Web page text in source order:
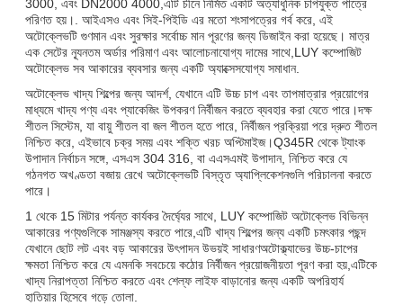
3000, এবং DN2000 4000,এটি চীনে নির্মিত একটি অত্যাধুনিক চাপযুক্ত পাত্রে
পরিণত হয়।. আইএসও এবং সিই-পিইডি এর মতো শংসাপত্রের গর্ব করে, এই
অটোক্লেভটি গুণমান এবং সুরক্ষার সর্বোচ্চ মান পূরণের জন্য ডিজাইন করা হয়েছে। মাত্র
এক সেটের ন্যূনতম অর্ডার পরিমাণ এবং আলোচনাযোগ্য দামের সাথে,LUY কম্পোজিট
অটোক্লেভ সব আকারের ব্যবসার জন্য একটি অ্যাক্সেসযোগ্য সমাধান.
অটোক্লেভ খাদ্য শিল্পের জন্য আদর্শ, যেখানে এটি উচ্চ চাপ এবং তাপমাত্রার প্রয়োগের
মাধ্যমে খাদ্য পণ্য এবং প্যাকেজিং উপকরণ নির্বীজন করতে ব্যবহার করা যেতে পারে।দক্ষ
শীতল সিস্টেম, যা বায়ু শীতল বা জল শীতল হতে পারে, নির্বীজন প্রক্রিয়া পরে দ্রুত শীতল
নিশ্চিত করে, এইভাবে চক্র সময় এবং শক্তি খরচ অপ্টিমাইজ।Q345R থেকে ট্যাংক
উপাদান নির্বাচন সঙ্গে, এসএস 304 316, বা এএসএমই উপাদান, নিশ্চিত করে যে
গঠনগত অখণ্ডতা বজায় রেখে অটোক্লেভটি বিস্তৃত অ্যাপ্লিকেশনগুলি পরিচালনা করতে
পারে।
1 থেকে 15 মিটার পর্যন্ত কার্যকর দৈর্ঘ্যের সাথে, LUY কম্পোজিট অটোক্লেভ বিভিন্ন
আকারের পণ্যগুলিকে সামঞ্জস্য করতে পারে,এটি খাদ্য শিল্পের জন্য একটি চমৎকার পছন্দ
যেখানে ছোট লট এবং বড় আকারের উৎপাদন উভয়ই সাধারণঅটোক্ল্যাভের উচ্চ-চাপের
ক্ষমতা নিশ্চিত করে যে এমনকি সবচেয়ে কঠোর নির্বীজন প্রয়োজনীয়তা পূরণ করা হয়,এটিকে
খাদ্য নিরাপত্তা নিশ্চিত করতে এবং শেল্ফ লাইফ বাড়ানোর জন্য একটি অপরিহার্য
হাতিয়ার হিসেবে গড়ে তোলা.